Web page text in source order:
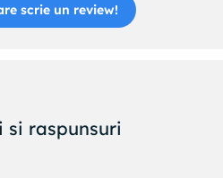
scrie un review!
raspunsuri